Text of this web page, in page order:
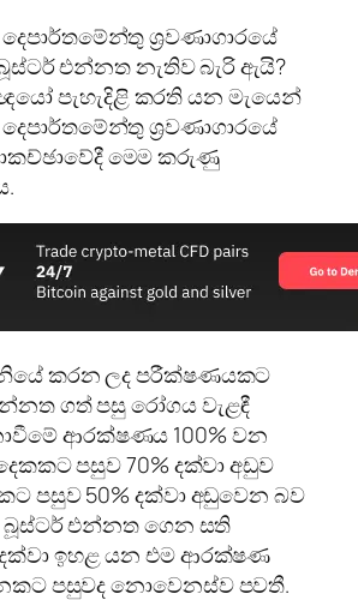
දෙපාර්තමේන්තු ශ්‍රවණාගාරයේ
එන්නත නැතිව බැරි ඇයි?
පැහැදිළි කරති යන මැයෙන්
දෙපාර්තමේන්තු ශ්‍රවණාගාරයේ
මෙම කරුණු
කරන ලද පරීක්ෂණයකට
ගත් පසු රෝගය වැළඳී
ආරක්ෂණය 100% වන
පසුව 70% දක්වා අඩුව
පසුව 50% දක්වා අඩුවෙන බව
එන්නත ගෙන සති
ඉහළ යන එම ආරක්ෂණ
පසුවද නොවෙනස්ව පවතී.